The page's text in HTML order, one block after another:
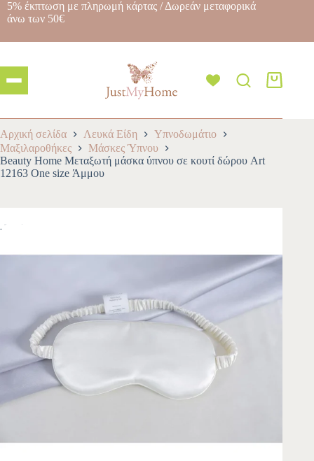
5% έκπτωση με πληρωμή κάρτας / Δωρεάν μεταφορικά
άνω των 50€
Αρχική σελίδα Λευκά Είδη
Υπνοδωμάτιο
Μαξιλαροθήκες
Μάσκες Ύπνου
Beauty Home Μεταξωτή μάσκα ύπνου σε κουτί δώρου Art
12163 One size Άμμου
-10%